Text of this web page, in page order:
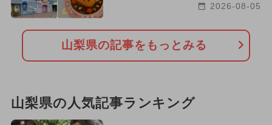
2026-08-05
山梨県の記事をもっとみる
山梨県の人気記事ランキング